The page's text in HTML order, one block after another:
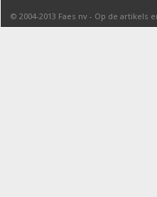
© 2004-2013 Faes nv - Op de artikels